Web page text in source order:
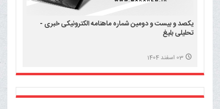
یکصد و بیست و دومین شماره ماهنامه الکترونیکی خبری -
تحلیلی بلیغ
03 اسفند 1404